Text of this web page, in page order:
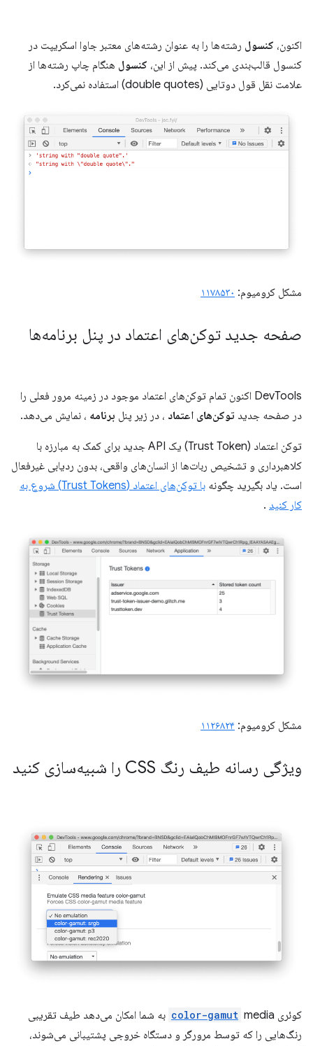
اکنون، کنسول رشته‌ها را به عنوان رشته‌های معتبر جاوا اسکریپت در
کنسول قالب‌بندی می‌کند. پیش از این، کنسول هنگام چاپ رشته‌ها از
علامت نقل قول دوتایی (double quotes) استفاده نمی‌کرد.
مشکل کرومیوم: ۱۱۷۸۵۳۰
صفحه جدید توکن‌های اعتماد در پنل برنامه‌ها
DevTools اکنون تمام توکن‌های اعتماد موجود در زمینه مرور فعلی را
در صفحه جدید توکن‌های اعتماد ، در زیر پنل برنامه ، نمایش می‌دهد.
توکن اعتماد (Trust Token) یک API جدید برای کمک به مبارزه با
کلاهبرداری و تشخیص ربات‌ها از انسان‌های واقعی، بدون ردیابی غیرفعال
است. یاد بگیرید چگونه
با توکن‌های اعتماد (Trust Tokens) شروع به
کار کنید .
مشکل کرومیوم: ۱۱۲۶۸۲۴
ویژگی رسانه طیف رنگ CSS را شبیه‌سازی کنید
کوئری color-gamut media به شما امکان می‌دهد طیف تقریبی
رنگ‌هایی را که توسط مرورگر و دستگاه خروجی پشتیبانی می‌شوند،